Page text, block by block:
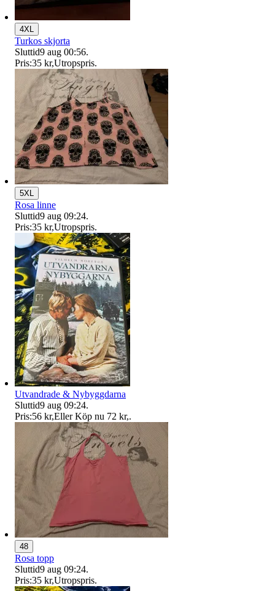
4XL
Turkos skjorta
Sluttid9 aug 00:56.
Pris:35 kr,Utropspris.
5XL
Rosa linne
Sluttid9 aug 09:24.
Pris:35 kr,Utropspris.
Utvandrade & Nybyggdarna
Sluttid9 aug 09:24.
Pris:56 kr,Eller Köp nu 72 kr,.
48
Rosa topp
Sluttid9 aug 09:24.
Pris:35 kr,Utropspris.